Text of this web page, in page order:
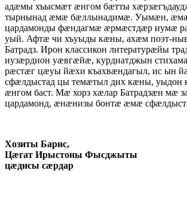
адæмы хъысмæт æнгом бæтты
тырнынад æмæ бæллынадимæ. Уымæн,
цардамонды фæндагмæ æрмæстдæр иумæ
уый. Афтæ чи хъуыды кæны, ахæм поэт-
Батрадз. Ирон классикон литературæйы
иузæрдион уæвгæйæ, курдиатджын
рæстæг цæуы йæхи къахвæндагыл, ис ын
сфæлдыстад цы темæтыл дих кæны, уыдон
æнгом баст. Мæ хорз хæлар Батрадзæн мæ
цардамонд, æнæнизы бонтæ æмæ
Хозиты Барис,
Цæгат Ирыстоны Фысджыты
цæдисы сæрдар